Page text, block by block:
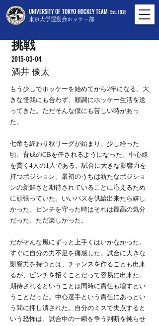
UNIVERSITY OF TOKYO HOCKEY TEAM
東京大学運動会ホッケー部
Est. 1925
挑戦
2015-03-04
酒井 優太
もう少しでホッケーを始めてから2年になる。大
きな怪我にも合わず、順調にホッケー生活を送
ってきた。ただそんな僕にも苦しい時があっ
た。
七帝も終わり秋リーグが始まり、少し経った
頃、育成のCBを任されるようになった。中心線
を貫く4人の1人である。試合に大きな影響力を
持つポジション。最初のうちは新たなポジショ
ンの新鮮さと期待されていることに応えるため
に頑張っていた。いいパスを供給出来たら嬉し
かった。ピンチを守った時はそれは最高の気分
だった。ただ楽しかった。
だがそんな風にずっと上手くはいかなかった。
すぐに自分の力不足を痛感した。試合に大きな
影響力を持つとは、チャンスを作ることも出来
るが、ピンチを招くことだって容易に出来た。
期待されるということは同時に責任も増すとい
うことだった。中心選手という責任にあっとい
う間に押し潰された。自分のミスで失点すると
いう恐怖は、試合中の一瞬を争う判断を鈍らせ